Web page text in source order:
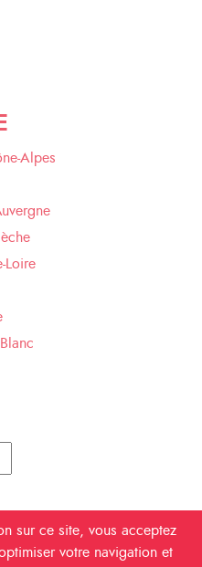
Alpes
Loire
sur ce site, vous acceptez
votre navigation et